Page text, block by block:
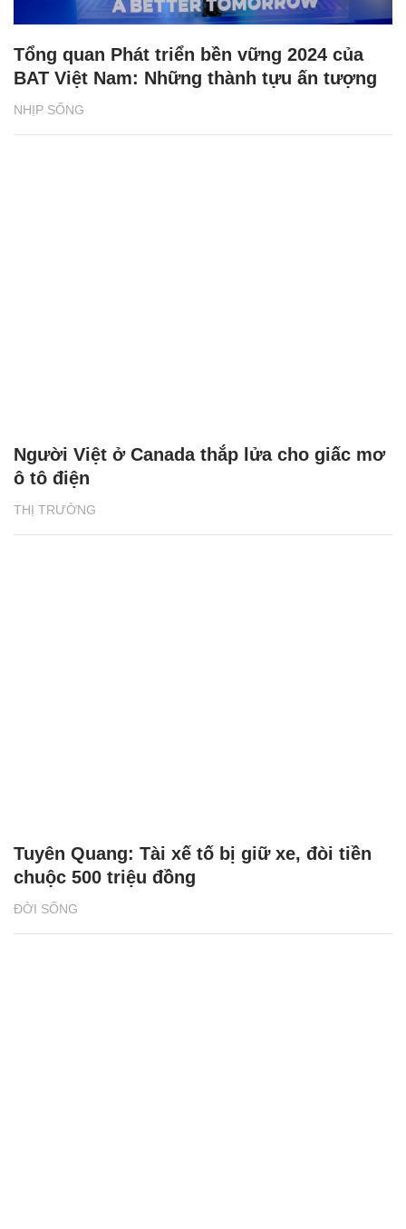
NHỊP SỐNG
Tổng quan Phát triển bền vững 2024 của
BAT Việt Nam: Những thành tựu ấn tượng
THỊ TRƯỜNG
Người Việt ở Canada thắp lửa cho giấc mơ
ô tô điện
ĐỜI SỐNG
Tuyên Quang: Tài xế tố bị giữ xe, đòi tiền
chuộc 500 triệu đồng